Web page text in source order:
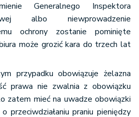
Generalnego Inspektora
albo niewprowadzenie
ochrony zostanie pominięte
może grozić kara do trzech lat
przypadku obowiązuje żelazna
prawa nie zwalnia z obowiązku
zatem mieć na uwadze obowiązki
praniu pieniędzy